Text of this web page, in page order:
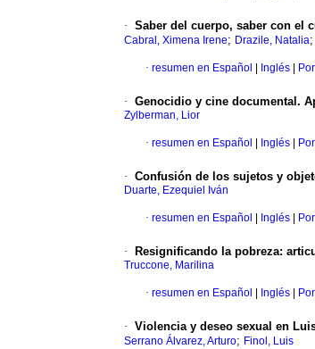
· Saber del cuerpo, saber con el
Cabral, Ximena Irene; Drazile, Natalia;
· resumen en Español Inglés
· Genocidio y cine documental.
Zylberman, Lior
· resumen en Español Inglés
· Confusión de los sujetos y
Duarte, Ezequiel Iván
· resumen en Español Inglés
· Resignificando la pobreza:
Truccone, Marilina
· resumen en Español Inglés
· Violencia y deseo sexual en
Serrano Álvarez, Arturo; Finol, Luis